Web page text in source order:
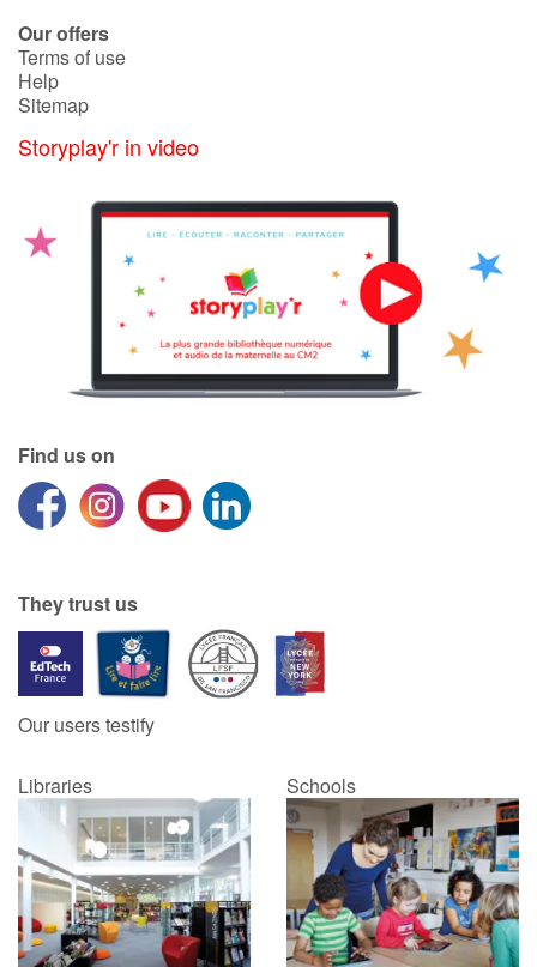
Our offers
Terms of use
Help
Sitemap
Storyplay'r in video
Find us on
They trust us
Our users testify
Libraries Schools